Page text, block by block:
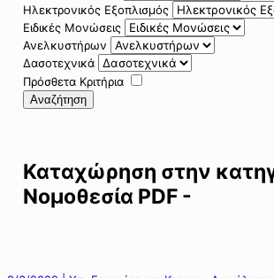
Ηλεκτρονικός Εξοπλισμός
Ειδικές Μονώσεις
Ανελκυστήρων
Δασοτεχνικά
Πρόσθετα Κριτήρια
Αναζήτηση
Καταχώρηση στην
Νομοθεσία PDF -